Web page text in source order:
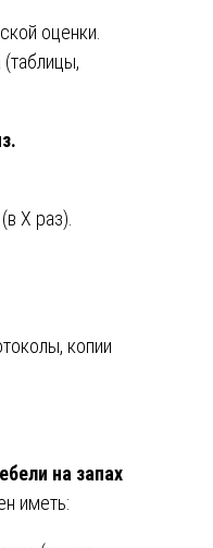
оценки.
X раз).
копии
на запах
иметь: